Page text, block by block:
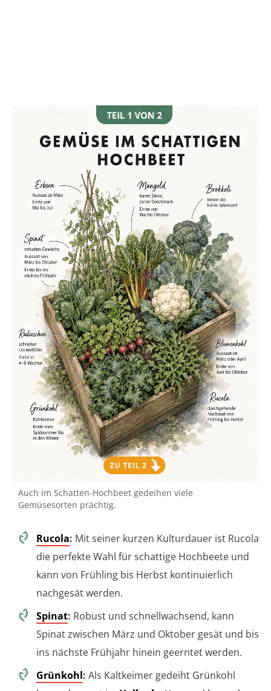
Auch im Schatten-Hochbeet gedeihen viele
Gemüsesorten prächtig.
Rucola: Mit seiner kurzen Kulturdauer ist Rucola
die perfekte Wahl für schattige Hochbeete und
kann von Frühling bis Herbst kontinuierlich
nachgesät werden.
Spinat: Robust und schnellwachsend, kann
Spinat zwischen März und Oktober gesät und bis
ins nächste Frühjahr hinein geerntet werden.
Grünkohl: Als Kaltkeimer gedeiht Grünkohl